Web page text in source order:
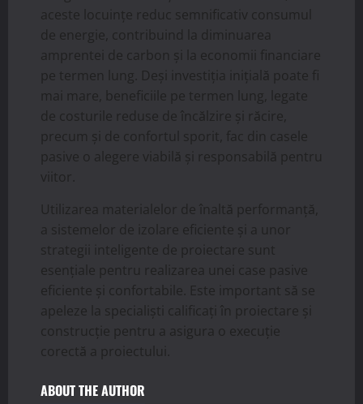
aceste locuințe reduc semnificativ consumul
de energie, contribuind la diminuarea
amprentei de carbon și la economii financiare
pe termen lung. Deși investiția inițială poate fi
mai mare, beneficiile pe termen lung, legate
de costurile reduse de încălzire și răcire,
precum și de confortul sporit, fac din casele
pasive o alegere viabilă și responsabilă pentru
viitor.
Utilizarea materialelor de înaltă performanță,
a sistemelor de izolare eficiente și a unor
strategii inteligente de proiectare sunt
esențiale pentru realizarea unei case pasive
eficiente și confortabile. Este important să se
apeleze la specialiști calificați în proiectare și
construcție pentru a asigura o execuție
corectă a proiectului.
ABOUT THE AUTHOR